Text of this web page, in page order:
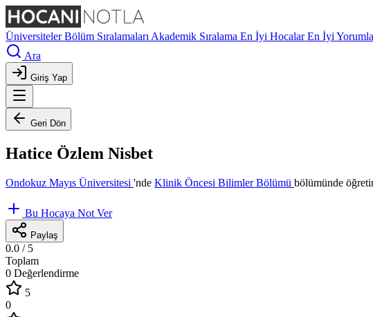
ÜniversitelerBölüm Sıralamaları Akademik Sıralama En İyi HocalarEn İyi
Ara
Giriş Yap
Geri Dön
Hatice Özlem Nisbet
Ondokuz Mayıs Üniversitesi 'nde Klinik Öncesi Bilimler Bölümü bölümünde
Bu Hocaya Not Ver
Paylaş
0.0 / 5
Toplam
0 Değerlendirme
5
0